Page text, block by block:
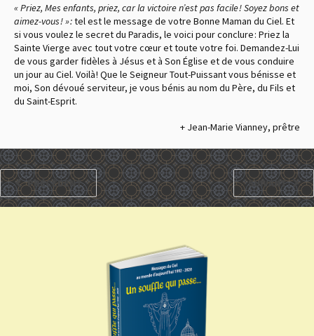
« Priez, Mes enfants, priez, car la victoire n’est pas facile ! Soyez bons et
aimez-vous ! » :tel est le message de votre Bonne Maman du Ciel. Et
si vous voulez le secret du Paradis, le voici pour conclure : Priez la
Sainte Vierge avec tout votre cœur et toute votre foi. Demandez-Lui
de vous garder fidèles à Jésus et à Son Église et de vous conduire
un jour au Ciel. Voilà ! Que le Seigneur Tout-Puissant vous bénisse et
moi, Son dévoué serviteur, je vous bénis au nom du Père, du Fils et
du Saint-Esprit.
+ Jean-Marie Vianney, prêtre
PRÉCÉDENT SUIVANT